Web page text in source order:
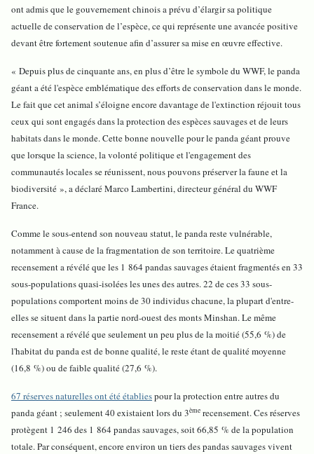
ont admis que le gouvernement chinois a prévu d’élargir sa politique
actuelle de conservation de l’espèce, ce qui représente une avancée positive
devant être fortement soutenue afin d’assurer sa mise en œuvre effective.
« Depuis plus de cinquante ans, en plus d’être le symbole du WWF, le panda
géant a été l'espèce emblématique des efforts de conservation dans le monde.
Le fait que cet animal s’éloigne encore davantage de l'extinction réjouit tous
ceux qui sont engagés dans la protection des espèces sauvages et de leurs
habitats dans le monde. Cette bonne nouvelle pour le panda géant prouve
que lorsque la science, la volonté politique et l'engagement des
communautés locales se réunissent, nous pouvons préserver la faune et la
biodiversité », a déclaré Marco Lambertini, directeur général du WWF
France.
Comme le sous-entend son nouveau statut, le panda reste vulnérable,
notamment à cause de la fragmentation de son territoire. Le quatrième
recensement a révélé que les 1 864 pandas sauvages étaient fragmentés en 33
sous-populations quasi-isolées les unes des autres. 22 de ces 33 sous-
populations comportent moins de 30 individus chacune, la plupart d'entre-
elles se situent dans la partie nord-ouest des monts Minshan. Le même
recensement a révélé que seulement un peu plus de la moitié (55,6 %) de
l'habitat du panda est de bonne qualité, le reste étant de qualité moyenne
(16,8 %) ou de faible qualité (27,6 %).
67 réserves naturelles ont été établiespour la protection entre autres du
panda géant ; seulement 40 existaient lors du 3ème recensement. Ces réserves
protègent 1 246 des 1 864 pandas sauvages, soit 66,85 % de la population
totale. Par conséquent, encore environ un tiers des pandas sauvages vivent